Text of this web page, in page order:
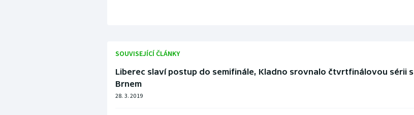
SOUVISEJÍCÍ ČLÁNKY
Liberec slaví postup do semifinále, Kladno srovnalo čtvrtfinálovou sérii s
Brnem
28. 3. 2019